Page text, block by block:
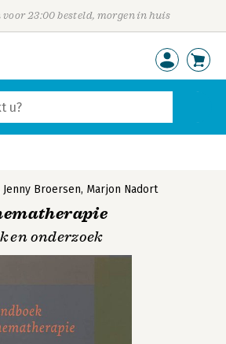
voor 23:00 besteld, morgen in huis
Jenny Broersen, Marjon Nadort
en onderzoek